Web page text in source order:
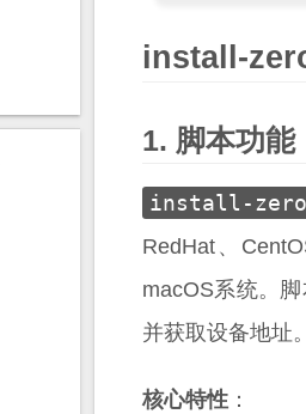
install-
脚本功能
install-
RedHat、
macOS系统。
并获取设备地址。
核心特性 ：